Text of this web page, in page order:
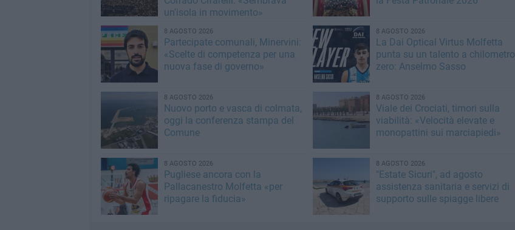
un'isola in movimento»
8 AGOSTO 2026
Partecipate comunali, Minervini:
«Scelte di competenza per una
nuova fase di governo»
8 AGOSTO 2026
La Dai Optical Virtus Molfetta
punta su un talento a chilometro
zero: Anselmo Sasso
8 AGOSTO 2026
Nuovo porto e vasca di colmata,
oggi la conferenza stampa del
Comune
8 AGOSTO 2026
Viale dei Crociati, timori sulla
viabilità: «Velocità elevate e
monopattini sui marciapiedi»
8 AGOSTO 2026
Pugliese ancora con la
Pallacanestro Molfetta «per
ripagare la fiducia»
8 AGOSTO 2026
"Estate Sicuri", ad agosto
assistenza sanitaria e servizi di
supporto sulle spiagge libere